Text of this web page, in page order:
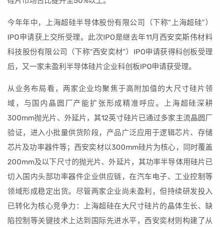
今年年中，上海超硅半导体股份有限公司（下称“上海超硅”）
IPO申请获上交所受理。此次IPO是继去年11月西安奕斯伟材料
科技股份有限公司（下称“西安奕材”）IPO申请获得科创板受理
后，又一家未盈利半导体硅片企业科创板IPO申请获受理。
从业务布局看，两家企业均聚焦于高附加值的大尺寸硅片领
域，与国内晶圆厂产能扩张形成精准呼应。上海超硅深耕
300mm抛光片、外延片，其12英寸硅片已通过多家主流晶圆厂
验证，进入小批量供货阶段，产品广泛应用于逻辑芯片、存储
芯片及功率器件等；西安奕材以300mm硅片为核心，同时覆盖
200mm及以下尺寸的抛光片、外延片，其功率半导体用硅片已
切入国内头部功率器件企业供应链，在汽车电子、工业控制等
领域形成稳定出货。尽管两家企业尚未盈利，但持续研发投入
已转化为核心竞争力：上海超硅在大尺寸硅片的晶体生长、缺
陷控制等关键技术上达到国际先进水平，西安奕材则构建了从